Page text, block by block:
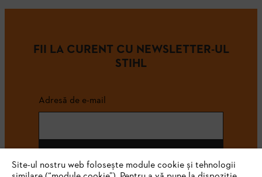
FII LA CURENT CU NEWSLETTER-UL
STIHL
Adresă de e-mail
Site-ul nostru web folosește module cookie și tehnologii